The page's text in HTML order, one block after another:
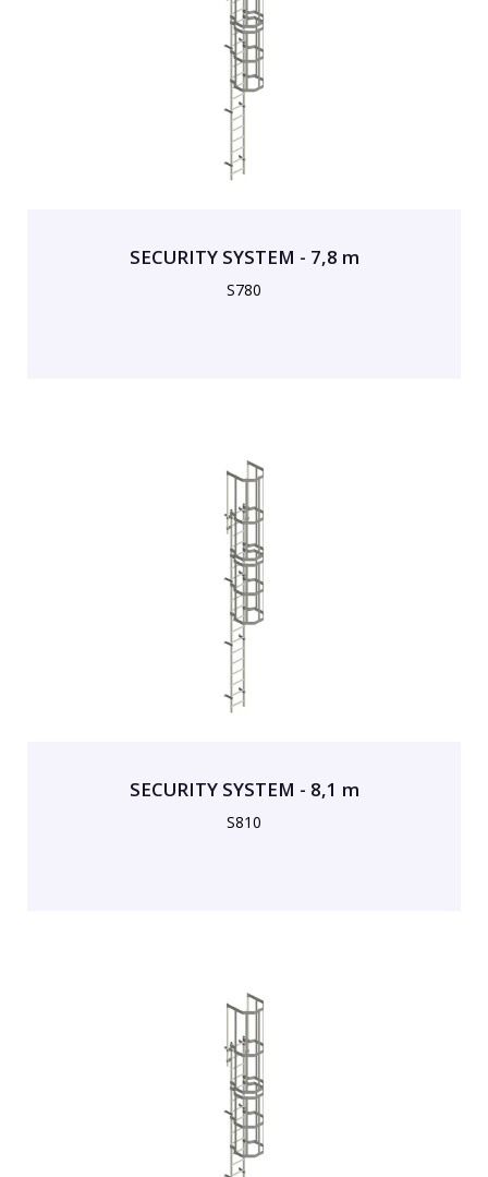
SECURITY SYSTEM - 7,8 m
S780
SECURITY SYSTEM - 8,1 m
S810